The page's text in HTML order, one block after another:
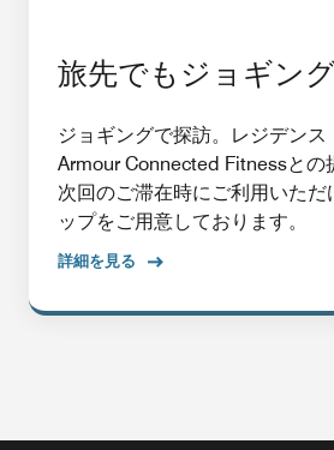
旅先でもジョギング
ジョギングで探訪。レジデン
Armour Connected Fitnessとの
次回のご滞在時にご利用いただ
ップをご用意しております。
詳細を見る